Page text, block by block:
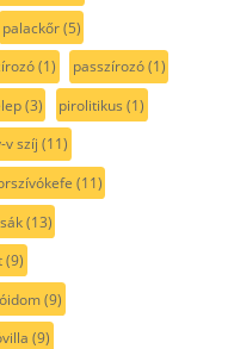
palackőr(5)
(1) passzírozó(1)
(3) pirolitikus (1)
v szíj (11)
(11)
(13)
(9)
(9)
(9)